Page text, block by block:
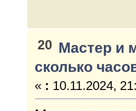
20 Мастер и
сколько
« : 10.11.2024,